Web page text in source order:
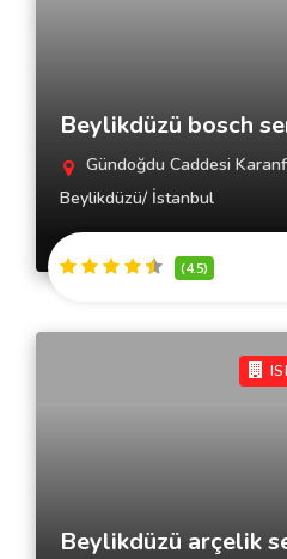
Beylikdüzü bosch
Gündoğdu Caddesi
Beylikdüzü/ İstanbul
(4.5)
Beylikdüzü arçelik